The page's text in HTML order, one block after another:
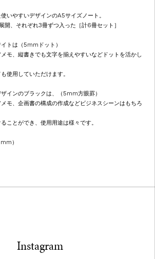
いやすいデザインのA5サイズノート。
開、それぞれ3冊ずつ入った［計6冊セット］
トは（5mmドット）
モ、縦書きでも文字を揃えやすいなどドットを活かし
使用していただけます。
インのブラックは、（5mm方眼罫）
モ、企画書の構成の作成などビジネスシーンはもちろ
ことができ、使用用途は様々です。
）
Instagram